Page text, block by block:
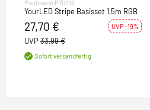
Paulmann P70319
YourLED Stripe Basisset 1,5m RGB
27,70 € UVP -19%
UVP 33,99 €
Sofort versandfertig